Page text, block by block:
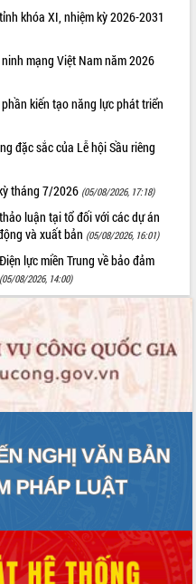
khóa XI, nhiệm kỳ 2026-2031
mạng Việt Nam năm 2026
kiến tạo năng lực phát triển
đặc sắc của Lễ hội Sầu riêng
tháng 7/2026 (05/08/2026, 17:18)
luận tại tổ đối với các dự án
và xuất bản (05/08/2026, 16:01)
lực miền Trung về bảo đảm
(05/08/2026, 14:00)